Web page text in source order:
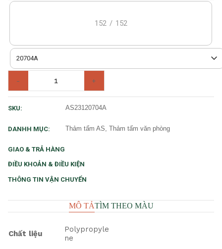
- +
20704A
SKU: AS23120704A
DANHH MỤC: Thảm tấm AS, Thảm tấm văn phòng
GIAO & TRẢ HÀNG
THÔNG TIN VẬN CHUYỂN
ĐIỀU KHOẢN & ĐIỀU KIỆN
152 152
/
MÔ TẢTÌM THEO MÀU
Chất liệu
Polypropyle
ne